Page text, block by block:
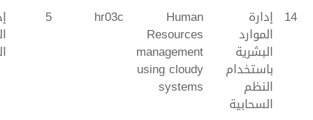
14 إدارة
الموارد
البشرية
باستخدام
النظم
السحابية
Human
Resources
management
using cloudy
systems
hr03c
5